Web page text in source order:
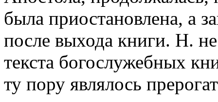
была приостановлена, а
после выхода книги. Н.
текста богослужебных
ту пору являлось